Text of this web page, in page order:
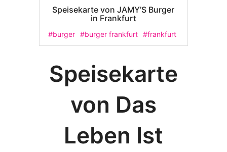
Speisekarte von JAMY’S Burger
in Frankfurt
#burger #burger frankfurt #frankfurt
Speisekarte
von Das
Leben Ist